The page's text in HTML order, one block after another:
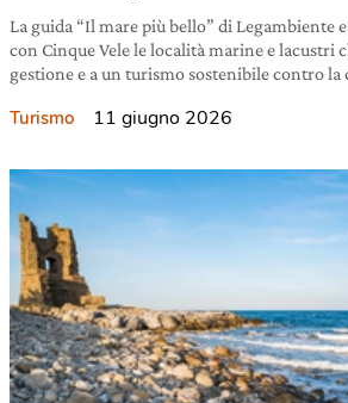
La guida “Il mare più bello” di Legambiente
con Cinque Vele le località marine e lacustri
gestione e a un turismo sostenibile contro la
Turismo 11 giugno 2026